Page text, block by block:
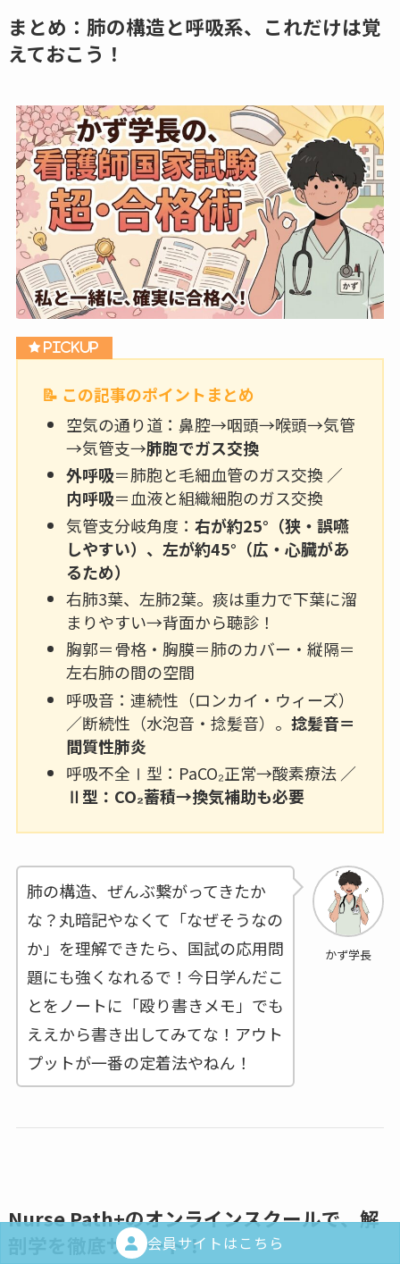
会員サイトはこちら
まとめ：肺の構造と呼吸系、これだけは覚
えておこう！
📝 この記事のポイントまとめ
空気の通り道：鼻腔→咽頭→喉頭→気管
→気管支→肺胞でガス交換
外呼吸＝肺胞と毛細血管のガス交換 ／
内呼吸＝血液と組織細胞のガス交換
気管支分岐角度： 右が約25°（狭・誤嚥
しやすい）、左が約45°（広・心臓があ
るため）
右肺3葉、左肺2葉。痰は重力で下葉に溜
まりやすい→背面から聴診！
胸郭＝骨格・胸膜＝肺のカバー・縦隔＝
左右肺の間の空間
呼吸音：連続性（ロンカイ・ウィーズ）
／断続性（水泡音・捻髪音）。 捻髪音＝
間質性肺炎
呼吸不全Ⅰ型：PaCO₂正常→酸素療法 ／
Ⅱ型：CO₂蓄積→換気補助も必要
かず学長
肺の構造、ぜんぶ繋がってきたか
な？丸暗記やなくて「なぜそうなの
か」を理解できたら、国試の応用問
題にも強くなれるで！今日学んだこ
とをノートに「殴り書きメモ」でも
ええから書き出してみてな！アウト
プットが一番の定着法やねん！
Nurse Path+のオンラインスクールで、解
剖学を徹底サポート！